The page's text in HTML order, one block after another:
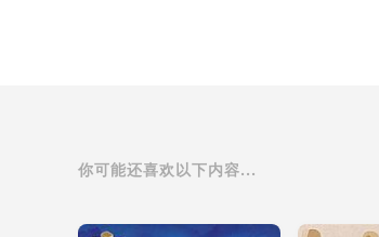
你可能还喜欢以下内容...